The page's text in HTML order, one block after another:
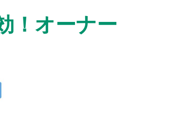
！オーナー